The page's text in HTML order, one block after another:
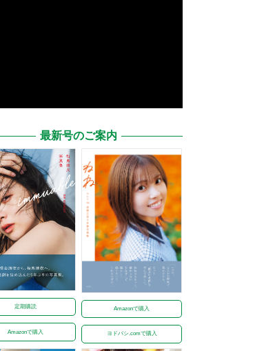
最新号のご案内
定期購読
Amazonで購入
Amazonで購入
ヨドバシ.comで購入